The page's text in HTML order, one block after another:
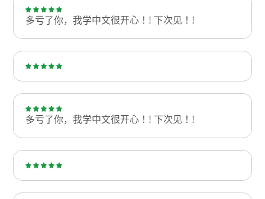
多亏了你，我学中文很开心！! 下次见！!
多亏了你，我学中文很开心！! 下次见！!